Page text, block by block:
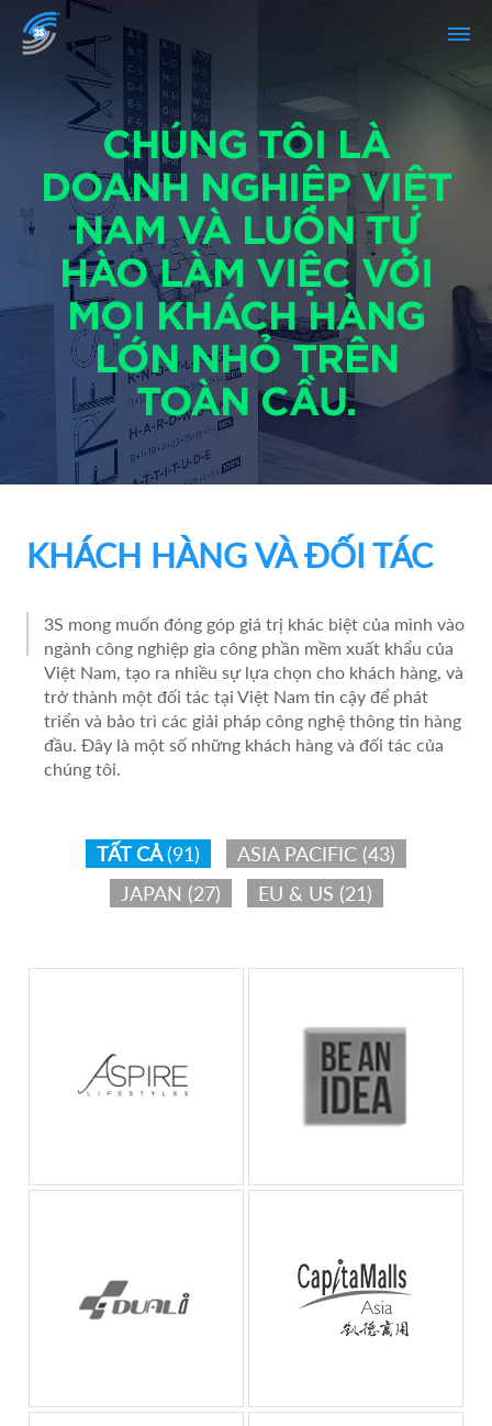
CHÚNG TÔI LÀ
DOANH NGHIỆP VIỆT
NAM VÀ LUÔN TỰ
HÀO LÀM VIỆC VỚI
MỌI KHÁCH HÀNG
LỚN NHỎ TRÊN
TOÀN CẦU.
KHÁCH HÀNG VÀ ĐỐI TÁC
3S mong muốn đóng góp giá trị khác biệt của mình vào
ngành công nghiệp gia công phần mềm xuất khẩu của
Việt Nam, tạo ra nhiều sự lựa chọn cho khách hàng, và
trở thành một đối tác tại Việt Nam tin cậy để phát
triển và bảo trì các giải pháp công nghệ thông tin hàng
đầu. Đây là một số những khách hàng và đối tác của
chúng tôi.
TẤT CẢ(91) ASIA PACIFIC (43)
JAPAN (27) EU & US (21)